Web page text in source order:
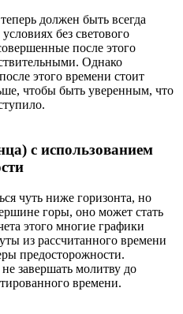
должен быть всегда
без светового
после этого
Однако
этого времени стоит
чтобы быть уверенным, что
с использованием
чуть ниже горизонта, но
горы, оно может стать
этого многие графики
из рассчитанного времени
предосторожности.
завершать молитву до
времени.